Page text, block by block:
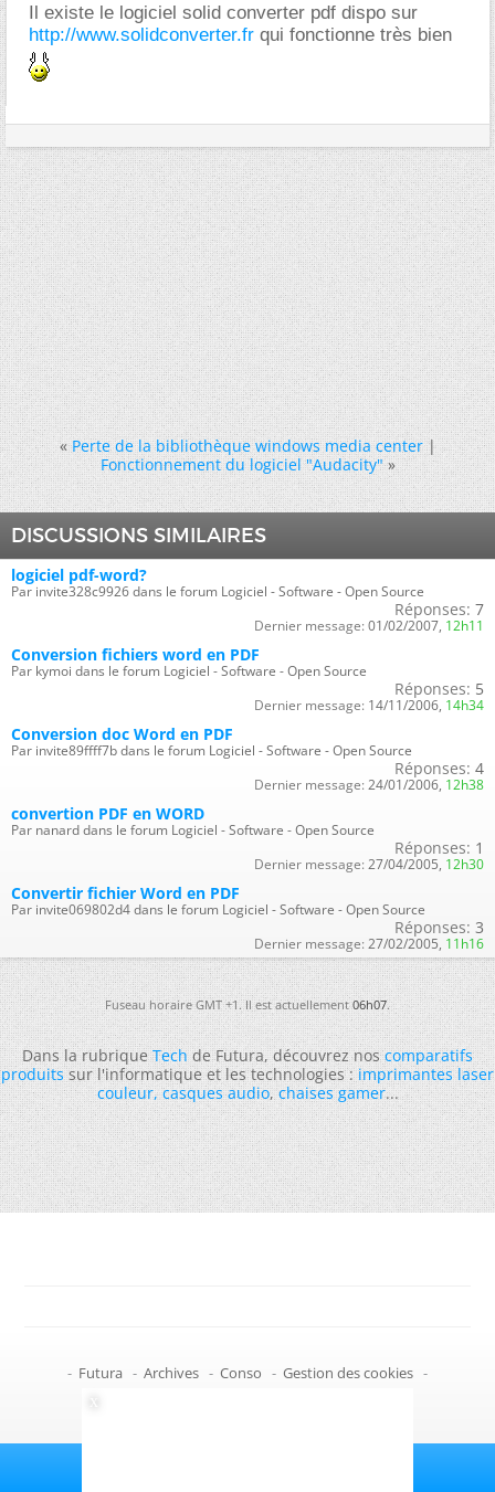
Il existe le logiciel solid converter pdf dispo sur
http://www.solidconverter.fr qui fonctionne très bien
« Perte de la bibliothèque windows media center|
Fonctionnement du logiciel "Audacity" »
DISCUSSIONS SIMILAIRES
logiciel pdf-word?
Par invite328c9926 dans le forum Logiciel - Software - Open Source
Réponses: 7
Dernier message: 01/02/2007, 12h11
Conversion fichiers word en PDF
Par kymoi dans le forum Logiciel - Software - Open Source
Réponses: 5
Dernier message: 14/11/2006, 14h34
Conversion doc Word en PDF
Par invite89ffff7b dans le forum Logiciel - Software - Open Source
Réponses: 4
Dernier message: 24/01/2006, 12h38
convertion PDF en WORD
Par nanard dans le forum Logiciel - Software - Open Source
Réponses: 1
Dernier message: 27/04/2005, 12h30
Convertir fichier Word en PDF
Par invite069802d4 dans le forum Logiciel - Software - Open Source
Réponses: 3
Dernier message: 27/02/2005, 11h16
Fuseau horaire GMT +1. Il est actuellement06h07.
Dans la rubriqueTechde Futura, découvrez noscomparatifs
produitssur l'informatique et les technologies :imprimantes laser
couleur,casques audio,chaises gamer...
- Futura - Archives - Conso - Gestion des cookies -